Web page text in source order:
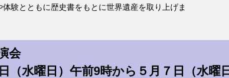
験とともに歴史書をもとに世界遺産を取り上げま
会
（水曜日）午前9時から５月７日（水曜